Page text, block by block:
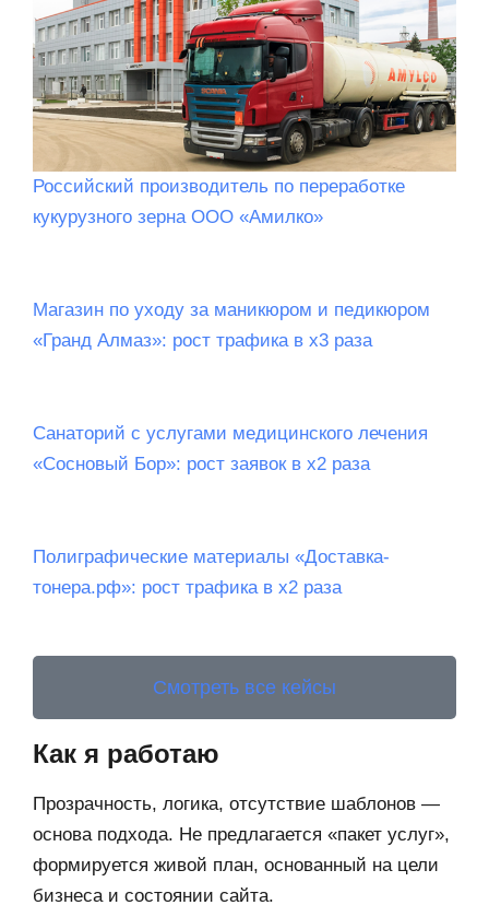
Российский производитель по переработке
кукурузного зерна ООО «Амилко»
Магазин по уходу за маникюром и педикюром
«Гранд Алмаз»: рост трафика в х3 раза
Санаторий c услугами медицинского лечения
«Сосновый Бор»: рост заявок в х2 раза
Полиграфические материалы «Доставка-
тонера.рф»: рост трафика в х2 раза
Смотреть все кейсы
Как я работаю
Прозрачность, логика, отсутствие шаблонов —
основа подхода. Не предлагается «пакет услуг»,
формируется живой план, основанный на цели
бизнеса и состоянии сайта.